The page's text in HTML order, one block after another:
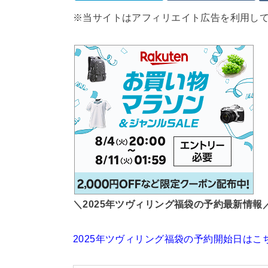
※当サイトはアフィリエイト広告を利用して
＼2025年ツヴィリング福袋の予約最新情報
2025年ツヴィリング福袋の予約開始日はこ